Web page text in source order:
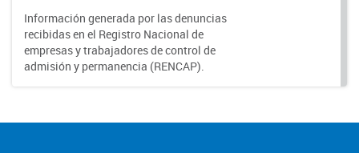
Información generada por las denuncias
recibidas en el Registro Nacional de
empresas y trabajadores de control de
admisión y permanencia (RENCAP).